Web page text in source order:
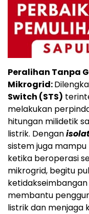
Peralihan Tanpa
Mikrogrid:
Switch (STS)
melakukan
hitungan milidetik
listrik. Dengan
sistem juga
ketika beroperasi
mikrogrid, begitu
membantu
listrik dan menjaga